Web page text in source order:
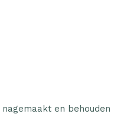
en behouden